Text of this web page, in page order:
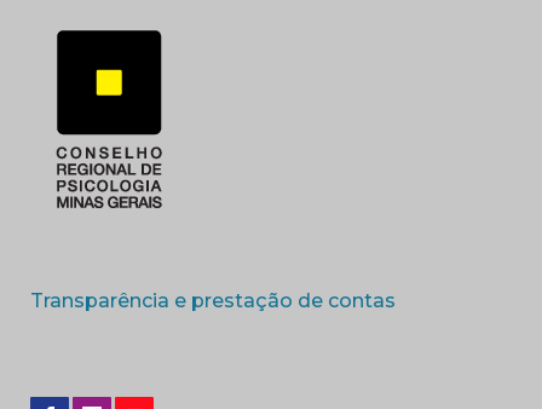
Transparência e prestação de contas